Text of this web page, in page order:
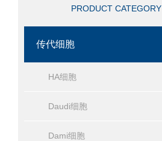
PRODUCT CATEGORY
传代细胞
HA细胞
Daudi细胞
Dami细胞